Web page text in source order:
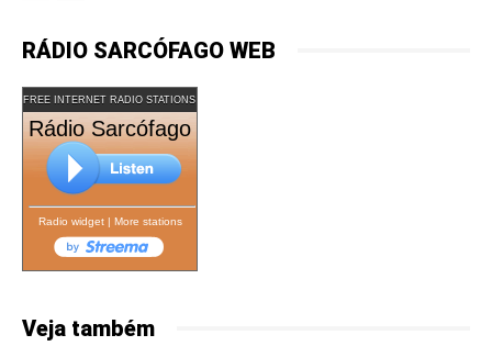
RÁDIO SARCÓFAGO WEB
FREE INTERNET RADIO STATIONS
Rádio Sarcófago
Radio widget| More stations
Veja também